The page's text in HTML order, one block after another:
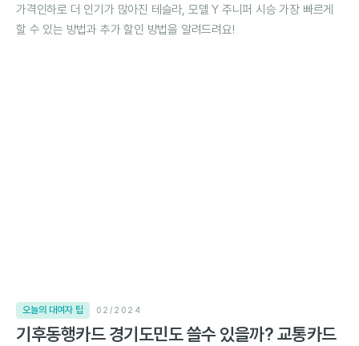
가격인하로 더 인기가 많아진 테슬라, 모델 Y 주니퍼 시승 가장 빠르게
할 수 있는 방법과 추가 할인 방법을 알려드려요!
오늘의 대여자 팁 02/2024
기후동행카드 경기도민도 쓸수 있을까? 교통카드